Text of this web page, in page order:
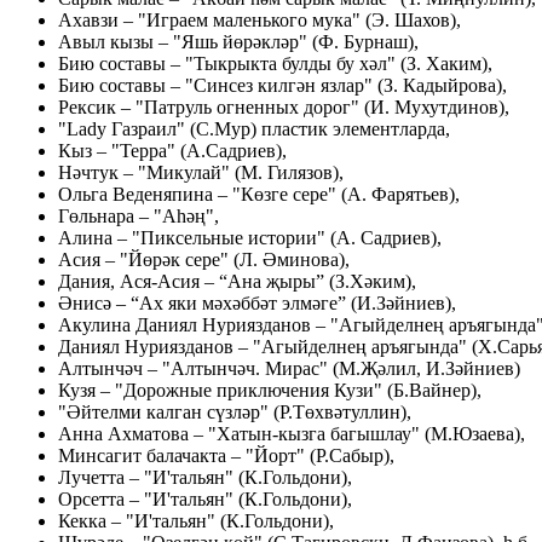
Ахавзи – "Играем маленького мука" (Э. Шахов),
Авыл кызы – "Яшь йөрәкләр" (Ф. Бурнаш),
Бию составы – "Тыкрыкта булды бу хәл" (З. Хаким),
Бию составы – "Синсез килгән язлар" (З. Кадыйрова),
Рексик – "Патруль огненных дорог" (И. Мухутдинов),
"Lady Газраил" (С.Мур) пластик элементларда,
Кыз – "Терра" (А.Садриев),
Нәчтук – "Микулай" (М. Гилязов),
Ольга Веденяпина – "Көзге сере" (А. Фарятьев),
Гөльнара – "Аhәң",
Алина – "Пиксельные истории" (А. Садриев),
Асия – "Йөрәк сере" (Л. Әминова),
Дания, Ася-Асия – “Ана җыры” (З.Хәким),
Әнисә – “Ах яки мәхәббәт элмәге” (И.Зәйниев),
Акулина Даниял Нуриязданов – "Агыйделнең
Даниял Нуриязданов – "Агыйделнең аръягында"
Алтынчәч – "Алтынчәч. Мирас" (М.Җәлил, И.Зәйниев)
Кузя – "Дорожные приключения Кузи" (Б.Вайнер),
"Әйтелми калган сүзләр" (Р.Төхвәтуллин),
Анна Ахматова – "Хатын-кызга багышлау" (М.Юзаева),
Минсагит балачакта – "Йорт" (Р.Сабыр),
Лучетта – "И'тальян" (К.Гольдони),
Орсетта – "И'тальян" (К.Гольдони),
Кекка – "И'тальян" (К.Гольдони),